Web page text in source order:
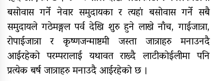
नेपालका सर्वाधिक स्वयंसेवी शतक
रक्तदाता कर्माचार्यद्वारा मुगुमा १८७औं
पटकको रक्तदान
बसोवास गर्ने नेवार समुदायका र त्यहां बसोवास गर्ने सबै
समुदायले गठेमङ्गल पर्व देखि शुरु हुने लाखे नाँच, गाईजात्रा,
रोपाईजात्रा र कृष्णजन्माष्टमी जस्ता जात्राहरु मनाउनदै
आईरहेको परम्परालाई यथावत राख्दै लाटीकोईलीमा पनि
प्रत्येक बर्ष जात्राहरु मनाउदै आईरहेको छ ।